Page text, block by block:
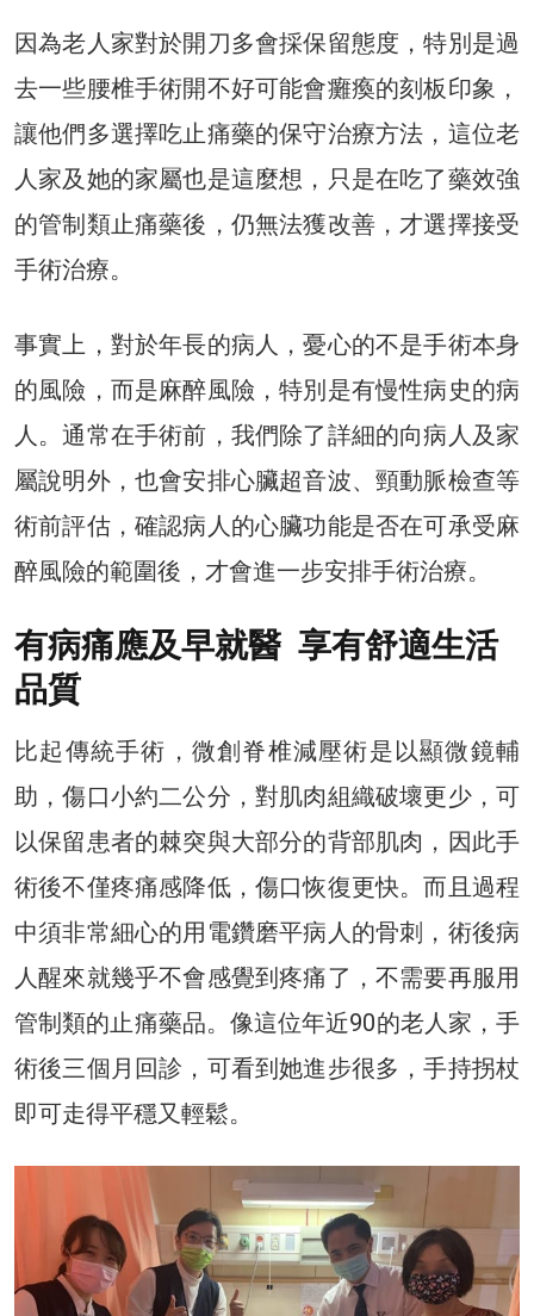
因為老人家對於開刀多會採保留態度，特別是過
去一些腰椎手術開不好可能會癱瘓的刻板印象，
讓他們多選擇吃止痛藥的保守治療方法，這位老
人家及她的家屬也是這麼想，只是在吃了藥效強
的管制類止痛藥後，仍無法獲改善，才選擇接受
手術治療。
事實上，對於年長的病人，憂心的不是手術本身
的風險，而是麻醉風險，特別是有慢性病史的病
人。通常在手術前，我們除了詳細的向病人及家
屬說明外，也會安排心臟超音波、頸動脈檢查等
術前評估，確認病人的心臟功能是否在可承受麻
醉風險的範圍後，才會進一步安排手術治療。
有病痛應及早就醫 享有舒適生活
品質
比起傳統手術，微創脊椎減壓術是以顯微鏡輔
助，傷口小約二公分，對肌肉組織破壞更少，可
以保留患者的棘突與大部分的背部肌肉，因此手
術後不僅疼痛感降低，傷口恢復更快。而且過程
中須非常細心的用電鑽磨平病人的骨刺，術後病
人醒來就幾乎不會感覺到疼痛了，不需要再服用
管制類的止痛藥品。像這位年近90的老人家，手
術後三個月回診，可看到她進步很多，手持拐杖
即可走得平穩又輕鬆。